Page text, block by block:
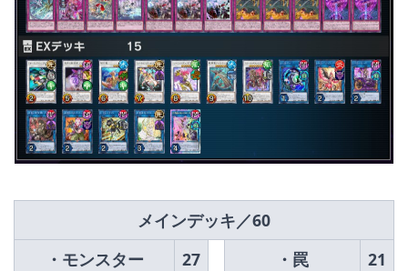
メインデッキ／60
・モンスター
27 ・罠
21